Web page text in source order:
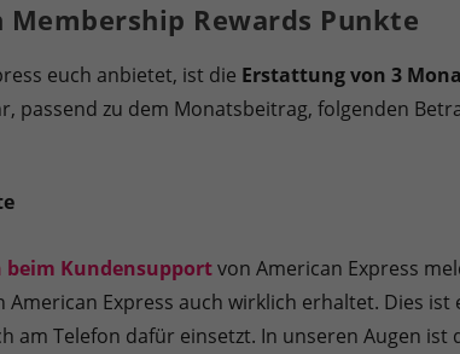
Rewards Punkte
euch anbietet, ist die Erstattung von 3
passend zu dem Monatsbeitrag, folgenden
beim Kundensupportvon American Express
Express auch wirklich erhaltet. Dies ist
am Telefon dafür einsetzt. In unseren Augen ist